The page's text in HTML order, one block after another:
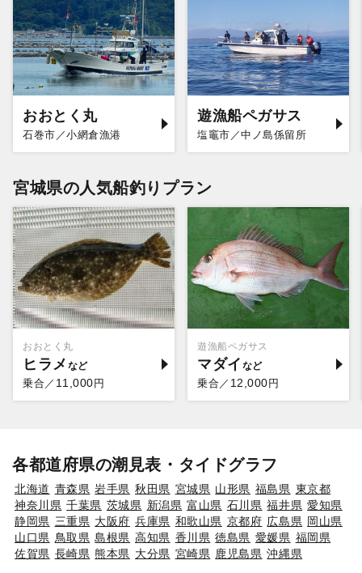
おおとく丸
石巻市／小網倉漁港
遊漁船ペガサス
塩竈市／中ノ島係留所
宮城県の人気船釣りプラン
おおとく丸
ヒラメ
乗合／ 11,000円
遊漁船ペガサス
マダイ
乗合／ 12,000円
各都道府県の潮見表・タイドグラフ
北海道 青森県 岩手県 秋田県 宮城県 山形県 福島県 東京都
神奈川県 千葉県 茨城県 新潟県 富山県 石川県 福井県 愛知県
静岡県 三重県 大阪府 兵庫県 和歌山県 京都府 広島県 岡山県
山口県 鳥取県 島根県 高知県 香川県 徳島県 愛媛県 福岡県
佐賀県 長崎県 熊本県 大分県 宮崎県 鹿児島県 沖縄県